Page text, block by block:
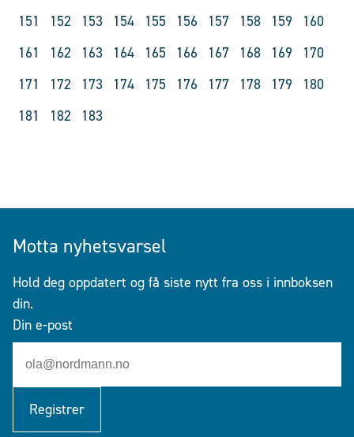
151
152 153 154 155 156 157 158 159
160
161
162 163 164 165 166 167 168 169
170
171
172 173 174 175 176 177 178 179
180
181
182 183
Motta nyhetsvarsel
Hold deg oppdatert og få siste nytt fra oss i innboksen
din.
Din e-post
Registrer